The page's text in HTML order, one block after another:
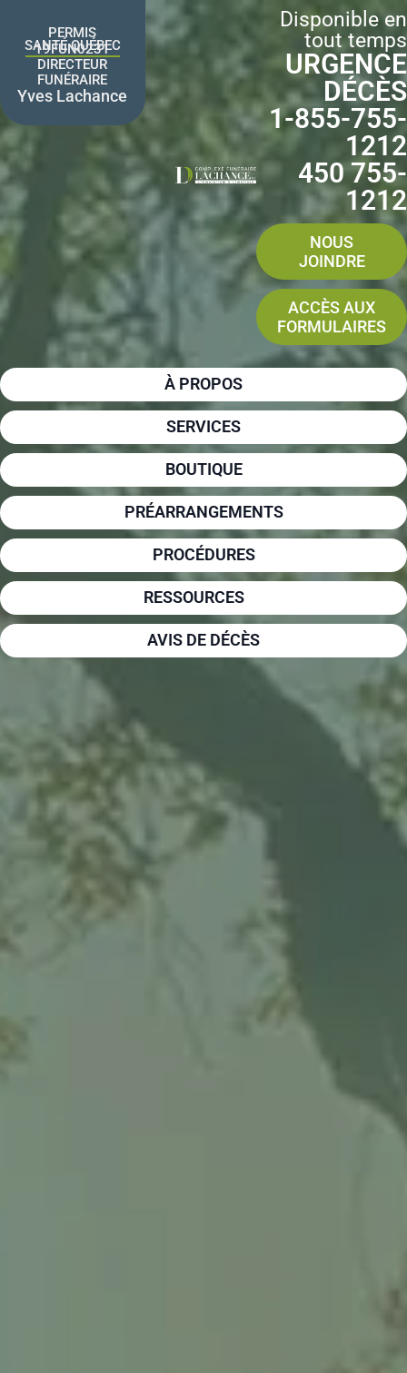
contenuPERMIS
SANTÉ QUÉBEC
19FUN0231
DIRECTEUR
FUNÉRAIRE
Yves Lachance
Disponible en
tout temps
URGENCE
DÉCÈS
1-855-755-
1212
450 755-
1212
NOUS
JOINDRE
ACCÈS AUX
FORMULAIRES
À PROPOS
SERVICES
BOUTIQUE
PRÉARRANGEMENTS
PROCÉDURES
RESSOURCES
AVIS DE DÉCÈS